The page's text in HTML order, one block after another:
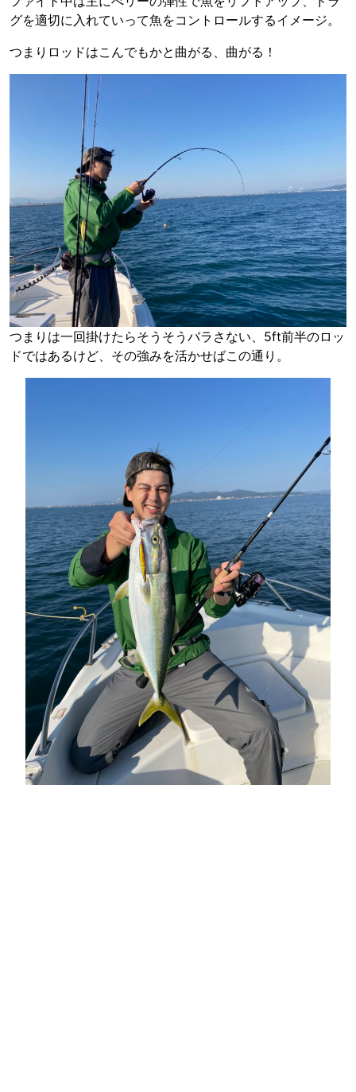
グを適切に入れていって魚をコントロールするイメージ。
つまりロッドはこんでもかと曲がる、曲がる！
つまりは一回掛けたらそうそうバラさない、5ft前半のロッ
ドではあるけど、その強みを活かせばこの通り。